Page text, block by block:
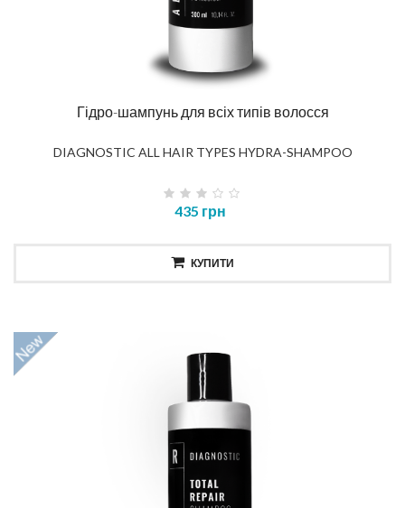
Гідро-шампунь для всіх типів волосся
DIAGNOSTIC ALL HAIR TYPES HYDRA-SHAMPOO
435 грн
КУПИТИ